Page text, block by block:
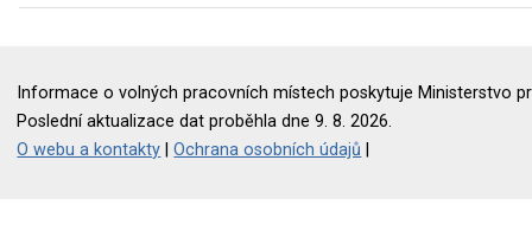
Informace o volných pracovních místech poskytuje Ministerstvo
Poslední aktualizace dat proběhla dne 9. 8. 2026.
O webu a kontakty |Ochrana osobních údajů